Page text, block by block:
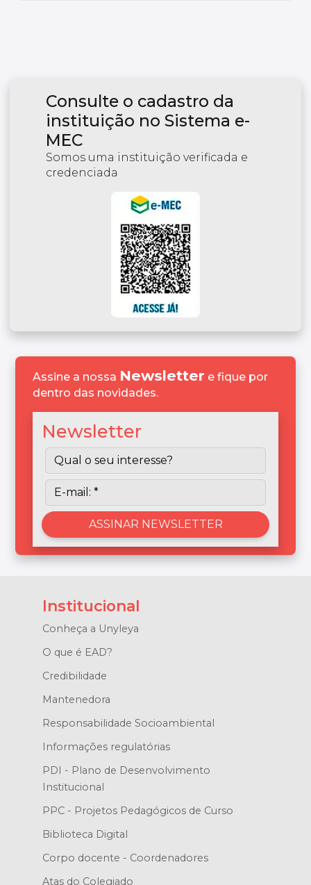
Consulte o cadastro da
instituição no Sistema e-
MEC
Somos uma instituição verificada e
credenciada
Assine a nossa Newsletter e fique por
dentro das novidades.
Newsletter
Institucional
Conheça a Unyleya
O que é EAD?
Credibilidade
Mantenedora
Responsabilidade Socioambiental
Informações regulatórias
PDI - Plano de Desenvolvimento
Institucional
PPC - Projetos Pedagógicos de Curso
Biblioteca Digital
Corpo docente - Coordenadores
Atas do Colegiado